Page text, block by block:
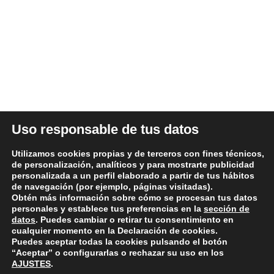
Política de Privacidad
Política de Cookies
Condiciones generales de compra
Política de devoluciones y reembolsos
Uso responsable de tus datos
Utilizamos cookies propias y de terceros con fines técnicos,
de personalización, analíticos y para mostrarte publicidad
personalizada a un perfil elaborado a partir de tus hábitos
de navegación (por ejemplo, páginas visitadas).
Obtén más información sobre cómo se procesan tus datos
personales y establece tus preferencias en la sección de
datos. Puedes cambiar o retirar tu consentimiento en
cualquier momento en la Declaración de cookies.
Puedes aceptar todas la cookies pulsando el botón
“Aceptar” o configurarlas o rechazar su uso en los
AJUSTES.